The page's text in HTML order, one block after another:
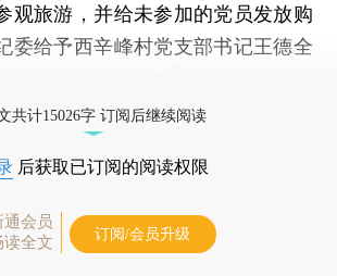
观旅游，并给未参加的党员发放购
委给予西辛峰村党支部书记王德全
共计15026字 订阅后继续阅读
后获取已订阅的阅读权限
通会员
读全文
订阅/会员升级